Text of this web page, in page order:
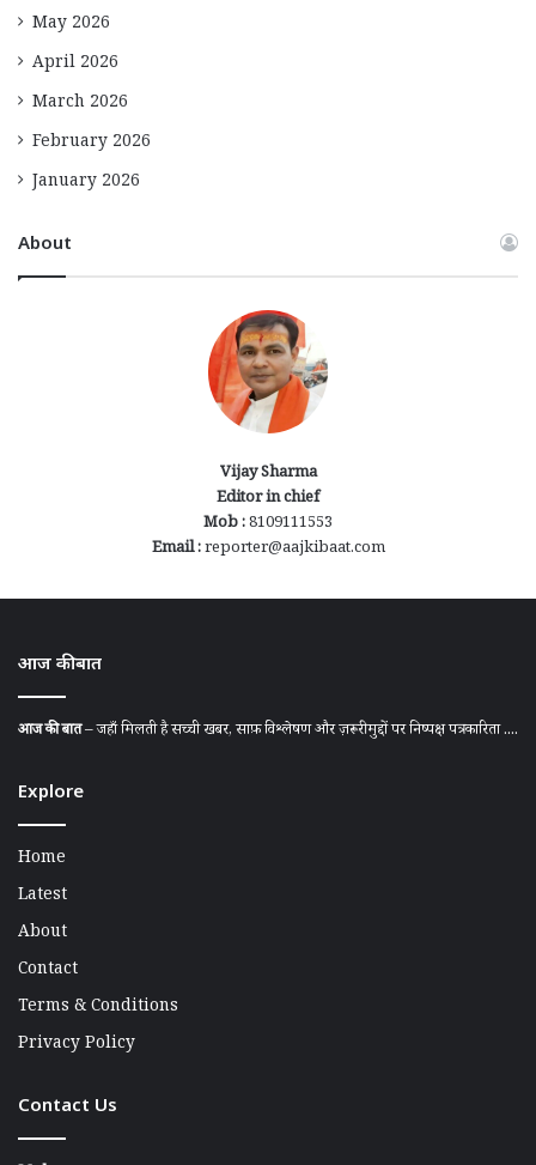
May 2026
April 2026
March 2026
February 2026
January 2026
About
Vijay Sharma
Editor in chief
Mob :8109111553
Email :reporter@aajkibaat.com
आज की बात
आज की बात– जहाँ मिलती है सच्ची खबर, साफ़ विश्लेषण और ज़रूरी मुद्दों पर निष्पक्ष पत्रकारिता ....
Explore
Home
Latest
About
Contact
Terms & Conditions
Privacy Policy
Contact Us